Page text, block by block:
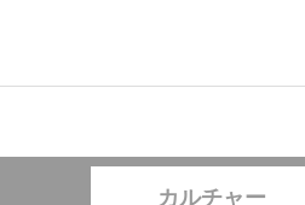
カルチャー